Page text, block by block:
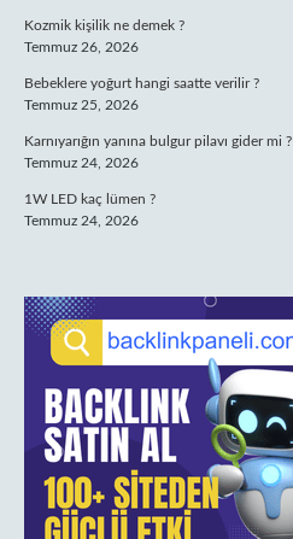
Kozmik kişilik ne demek ?
Temmuz 26, 2026
Bebeklere yoğurt hangi saatte verilir ?
Temmuz 25, 2026
Karnıyarığın yanına bulgur pilavı gider mi ?
Temmuz 24, 2026
1W LED kaç lümen ?
Temmuz 24, 2026